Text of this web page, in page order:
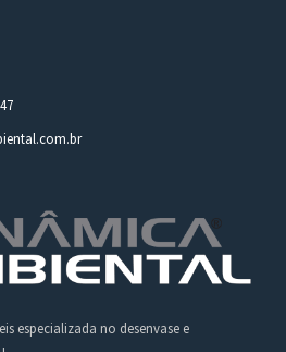
especializada no desenvase e